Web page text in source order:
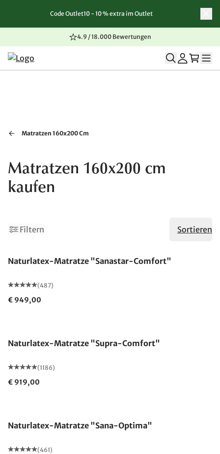
Zum Inhalt springen
Zur Navigation springen
Zum Seitenende springen
Code Outlet10 - 10 % extra im Outlet
4.9 / 18.000 Bewertungen
Matratzen 160x200 Cm
Matratzen 160x200 cm
kaufen
Filtern Sortieren
Naturlatex-Matratze "Sanastar-Comfort"
(487)
€ 949,00
Naturlatex-Matratze "Supra-Comfort"
(1186)
€ 919,00
Naturlatex-Matratze "Sana-Optima"
(461)